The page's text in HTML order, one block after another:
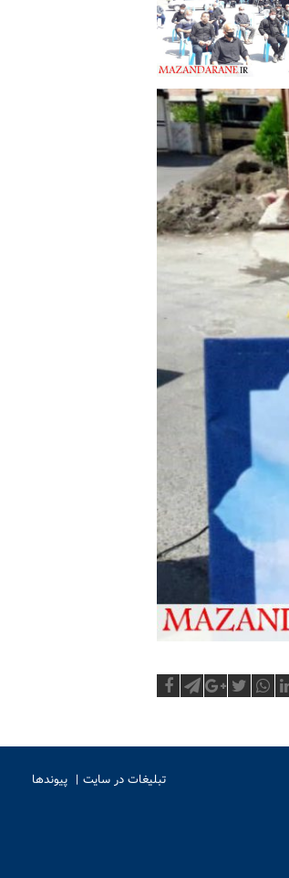
تبلیغات در سایت
پیوندها